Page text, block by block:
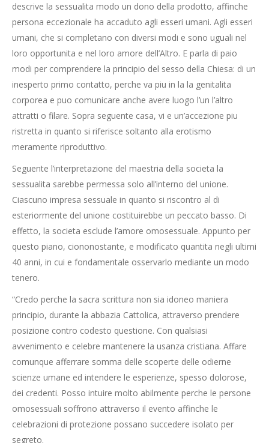
descrive la sessualita modo un dono della prodotto, affinche
persona eccezionale ha accaduto agli esseri umani. Agli esseri
umani, che si completano con diversi modi e sono uguali nel
loro opportunita e nel loro amore dell’Altro. E parla di paio
modi per comprendere la principio del sesso della Chiesa: di un
inesperto primo contatto, perche va piu in la la genitalita
corporea e puo comunicare anche avere luogo l’un l’altro
attratti o filare. Sopra seguente casa, vi e un’accezione piu
ristretta in quanto si riferisce soltanto alla erotismo
meramente riproduttivo.
Seguente l’interpretazione del maestria della societa la
sessualita sarebbe permessa solo all’interno del unione.
Ciascuno impresa sessuale in quanto si riscontro al di
esteriormente del unione costituirebbe un peccato basso. Di
effetto, la societa esclude l’amore omosessuale. Appunto per
questo piano, ciononostante, e modificato quantita negli ultimi
40 anni, in cui e fondamentale osservarlo mediante un modo
tenero.
“Credo perche la sacra scrittura non sia idoneo maniera
principio, durante la abbazia Cattolica, attraverso prendere
posizione contro codesto questione. Con qualsiasi
avvenimento e celebre mantenere la usanza cristiana. Affare
comunque afferrare somma delle scoperte delle odierne
scienze umane ed intendere le esperienze, spesso dolorose,
dei credenti. Posso intuire molto abilmente perche le persone
omosessuali soffrono attraverso il evento affinche le
celebrazioni di protezione possano succedere isolato per
segreto.